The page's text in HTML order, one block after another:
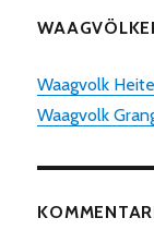
Waagvolk
Waagvolk